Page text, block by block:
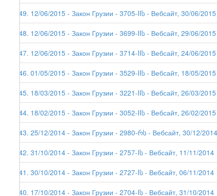
149. 12/06/2015 - Закон Грузии - 3705-IIს - Вебсайт, 30/06/2015
148. 12/06/2015 - Закон Грузии - 3699-IIს - Вебсайт, 29/06/2015
147. 12/06/2015 - Закон Грузии - 3714-IIს - Вебсайт, 24/06/2015
146. 01/05/2015 - Закон Грузии - 3529-IIს - Вебсайт, 18/05/2015
145. 18/03/2015 - Закон Грузии - 3221-IIს - Вебсайт, 26/03/2015
144. 18/02/2015 - Закон Грузии - 3052-IIს - Вебсайт, 26/02/2015
143. 25/12/2014 - Закон Грузии - 2980-რს - Вебсайт, 30/12/2014
142. 31/10/2014 - Закон Грузии - 2757-Iს - Вебсайт, 11/11/2014
141. 30/10/2014 - Закон Грузии - 2727-Iს - Вебсайт, 06/11/2014
140. 17/10/2014 - Закон Грузии - 2704-Iს - Вебсайт, 31/10/2014